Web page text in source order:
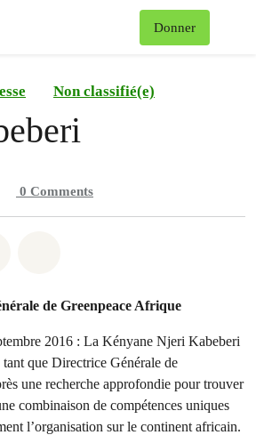
Donner
Non classifié(e)
0 Comments
de Greenpeace Afrique
2016 : La Kényane Njeri Kabeberi
que Directrice Générale de
une recherche approfondie pour trouver
combinaison de compétences uniques
l’organisation sur le continent africain.